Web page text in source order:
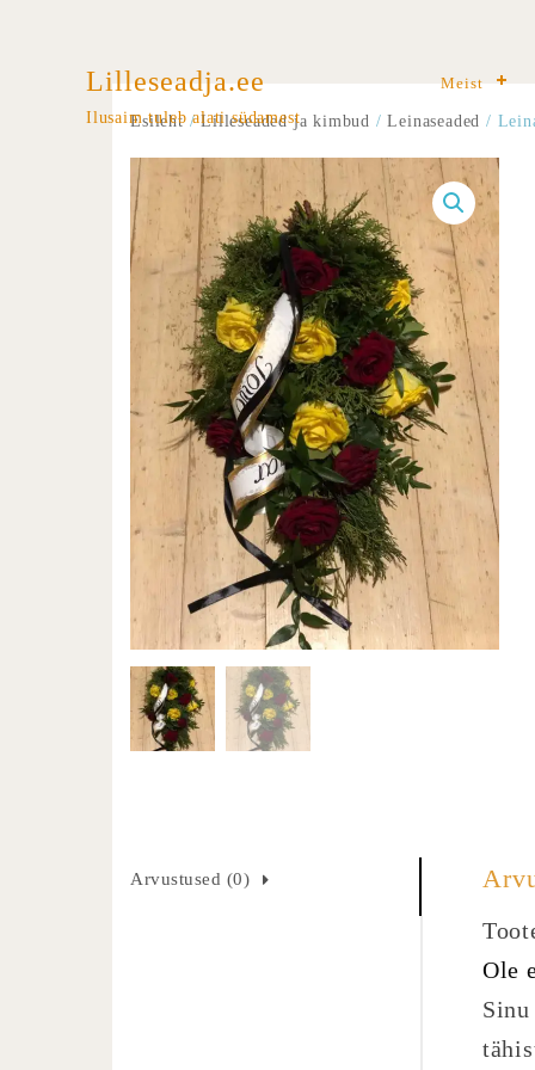
Lilleseadja.ee
Ilusaim tuleb alati südamest
Meist
Esileht/Lilleseaded ja kimbud /Leinaseaded /
Arvustused (0)
Ole